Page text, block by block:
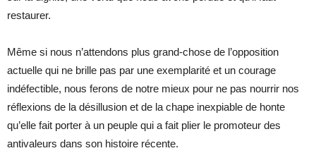
restaurer.
Même si nous n’attendons plus grand-chose de l’opposition
actuelle qui ne brille pas par une exemplarité et un courage
indéfectible, nous ferons de notre mieux pour ne pas nourrir nos
réflexions de la désillusion et de la chape inexpiable de honte
qu’elle fait porter à un peuple qui a fait plier le promoteur des
antivaleurs dans son histoire récente.